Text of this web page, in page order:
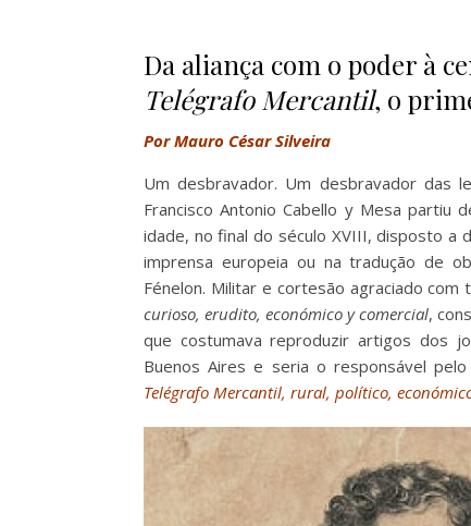
Da aliança com o poder à
Telégrafo Mercantil, o
Por Mauro César Silveira
Um desbravador. Um desbravador das
Francisco Antonio Cabello y Mesa partiu
idade, no final do século XVIII, disposto a
imprensa europeia ou na tradução de
Fénelon. Militar e cortesão agraciado
curioso, erudito, económico y comercial,
que costumava reproduzir artigos dos
Buenos Aires e seria o responsável
Telégrafo Mercantil, rural, político,